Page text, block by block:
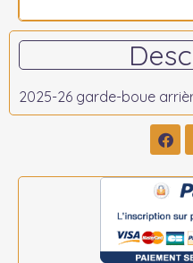
2025-26 garde-boue